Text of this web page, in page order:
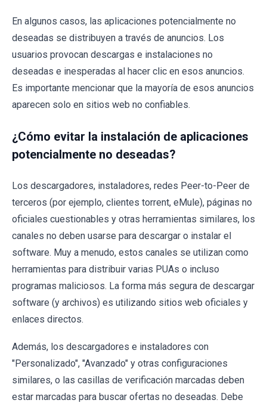
En algunos casos, las aplicaciones potencialmente no
deseadas se distribuyen a través de anuncios. Los
usuarios provocan descargas e instalaciones no
deseadas e inesperadas al hacer clic en esos anuncios.
Es importante mencionar que la mayoría de esos anuncios
aparecen solo en sitios web no confiables.
¿Cómo evitar la instalación de aplicaciones
potencialmente no deseadas?
Los descargadores, instaladores, redes Peer-to-Peer de
terceros (por ejemplo, clientes torrent, eMule), páginas no
oficiales cuestionables y otras herramientas similares, los
canales no deben usarse para descargar o instalar el
software. Muy a menudo, estos canales se utilizan como
herramientas para distribuir varias PUAs o incluso
programas maliciosos. La forma más segura de descargar
software (y archivos) es utilizando sitios web oficiales y
enlaces directos.
Además, los descargadores e instaladores con
"Personalizado", "Avanzado" y otras configuraciones
similares, o las casillas de verificación marcadas deben
estar marcadas para buscar ofertas no deseadas. Debe